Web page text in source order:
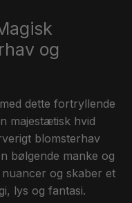
og
dette fortryllende
majestætisk hvid
blomsterhav
bølgende manke og
og skaber et
lys og fantasi.